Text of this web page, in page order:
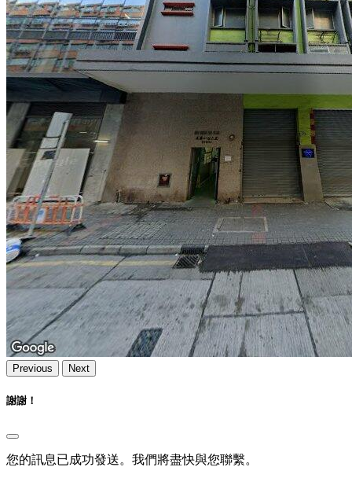
Previous Next
謝謝！
您的訊息已成功發送。我們將盡快與您聯繫。